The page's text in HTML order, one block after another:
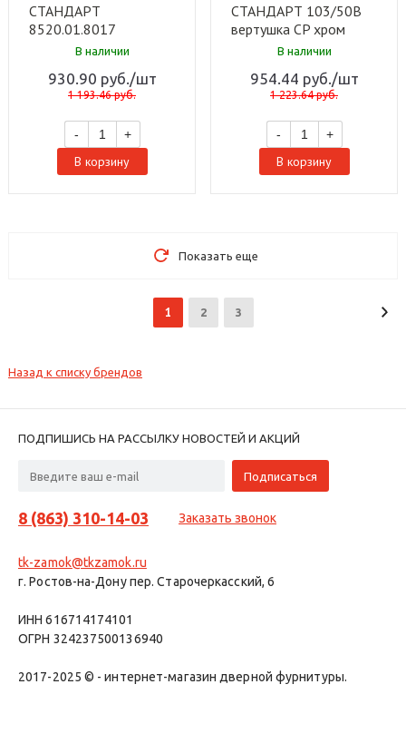
СТАНДАРТ
8520.01.8017
коричневый, ключ-
руч (20)
В наличии
930.90 руб. /шт
1 193.46руб.
- +
В корзину
СТАНДАРТ 103/50B
вертушка CP хром
Замок врезной с/руч
В наличии
954.44 руб. /шт
1 223.64руб.
- +
В корзину
Показать еще
1 2 3
Назад к списку брендов
ПОДПИШИСЬ НА РАССЫЛКУ НОВОСТЕЙ И АКЦИЙ
8 (863) 310-14-03 Заказать звонок
tk-zamok@tkzamok.ru
г. Ростов-на-Дону пер. Старочеркасский, 6
ИНН 616714174101
ОГРН 324237500136940
2017-2025 © - интернет-магазин дверной фурнитуры.